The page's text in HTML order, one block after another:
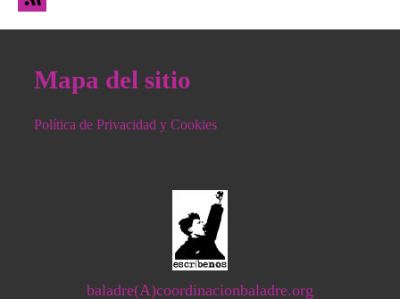
Mapa del sitio
Política de Privacidad y Cookies
baladre(A)coordinacionbaladre.org